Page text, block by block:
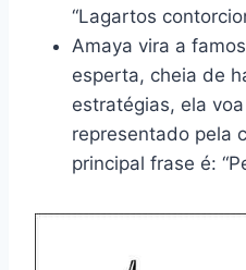
“Lagartos
Amaya vira a
esperta, cheia de
estratégias, ela
representado pela
principal frase é: